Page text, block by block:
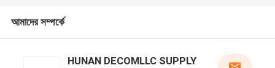
আমাদের সম্পর্কে
HUNAN DECOMLLC SUPPLY